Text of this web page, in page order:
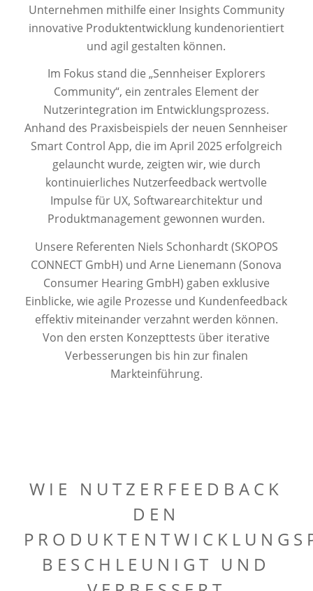
Unternehmen mithilfe einer Insights Community
innovative Produktentwicklung kundenorientiert
und agil gestalten können.
Im Fokus stand die „Sennheiser Explorers
Community“, ein zentrales Element der
Nutzerintegration im Entwicklungsprozess.
Anhand des Praxisbeispiels der neuen Sennheiser
Smart Control App, die im April 2025 erfolgreich
gelauncht wurde, zeigten wir, wie durch
kontinuierliches Nutzerfeedback wertvolle
Impulse für UX, Softwarearchitektur und
Produktmanagement gewonnen wurden.
Unsere Referenten Niels Schonhardt (SKOPOS
CONNECT GmbH) und Arne Lienemann (Sonova
Consumer Hearing GmbH) gaben exklusive
Einblicke, wie agile Prozesse und Kundenfeedback
effektiv miteinander verzahnt werden können.
Von den ersten Konzepttests über iterative
Verbesserungen bis hin zur finalen
Markteinführung.
WIE NUTZERFEEDBACK
DEN
BESCHLEUNIGT UND